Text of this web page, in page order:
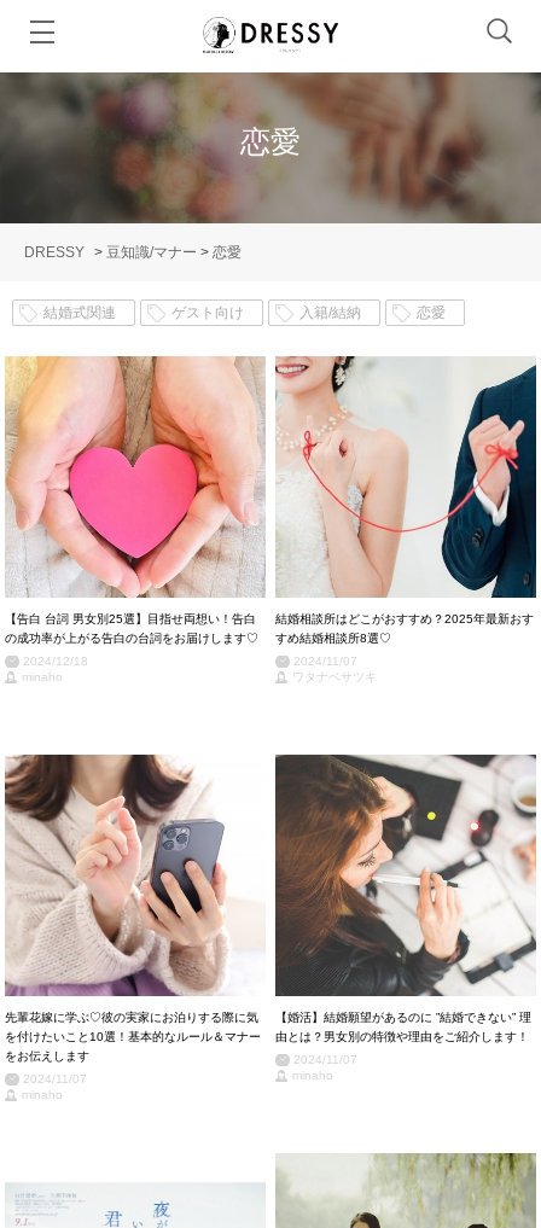
恋愛
DRESSY > 豆知識/マナー > 恋愛
結婚式関連 ゲスト向け 入籍/結納 恋愛
【告白 台詞 男女別25選】目指せ両想い！告白
の成功率が上がる告白の台詞をお届けします♡
2024/12/18
minaho
結婚相談所はどこがおすすめ？2025年最新おす
すめ結婚相談所8選♡
2024/11/07
ワタナベサツキ
先輩花嫁に学ぶ♡彼の実家にお泊りする際に気
を付けたいこと10選！基本的なルール＆マナー
をお伝えします
2024/11/07
minaho
【婚活】結婚願望があるのに ”結婚できない” 理
由とは？男女別の特徴や理由をご紹介します！
2024/11/07
minaho